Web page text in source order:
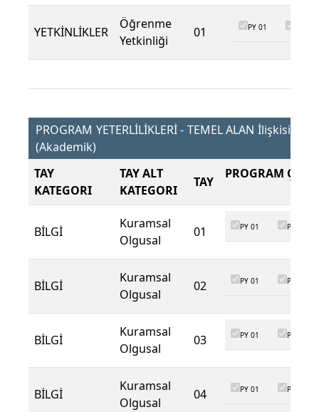
YETKİNLİKLER
Öğrenme
Yetkinliği
01 PY 01
PROGRAM YETERLİLİKLERİ - TEMEL ALAN İlişkisi
(Akademik)
TAY
KATEGORI
TAY ALT
KATEGORI
TAY
PROGRAM
BİLGİ
Kuramsal
Olgusal
01 PY 01 PY 02
BİLGİ
Kuramsal
Olgusal
02 PY 01 PY 02
BİLGİ
Kuramsal
Olgusal
03 PY 01 PY 02
BİLGİ
Kuramsal
Olgusal
04 PY 01 PY 02